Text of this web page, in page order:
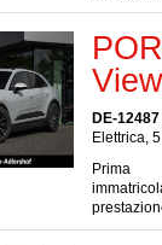
DE-
Elettrica,
Prima